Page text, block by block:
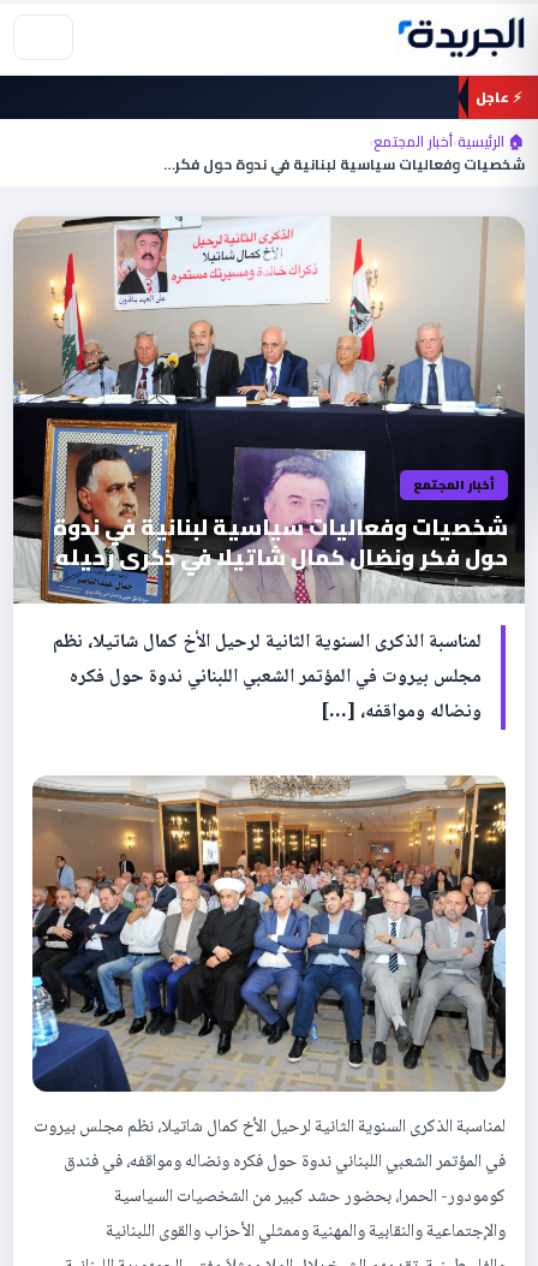
تخطي
إلى
المحتوى
⚡ عاجل
🏠 الرئيسية›أخبار المجتمع›
شخصيات وفعاليات سياسية لبنانية في ندوة حول فكر…
أخبار المجتمع
شخصيات وفعاليات سياسية لبنانية في ندوة
حول فكر ونضال كمال شاتيلا في ذكرى رحيله
لمناسبة الذكرى السنوية الثانية لرحيل الأخ كمال شاتيلا، نظم
مجلس بيروت في المؤتمر الشعبي اللبناني ندوة حول فكره
ونضاله ومواقفه، […]
لمناسبة الذكرى السنوية الثانية لرحيل الأخ كمال شاتيلا، نظم مجلس بيروت
في المؤتمر الشعبي اللبناني ندوة حول فكره ونضاله ومواقفه، في فندق
كومودور- الحمرا، بحضور حشد كبير من الشخصيات السياسية
والإجتماعية والنقابية والمهنية وممثلي الأحزاب والقوى اللبنانية